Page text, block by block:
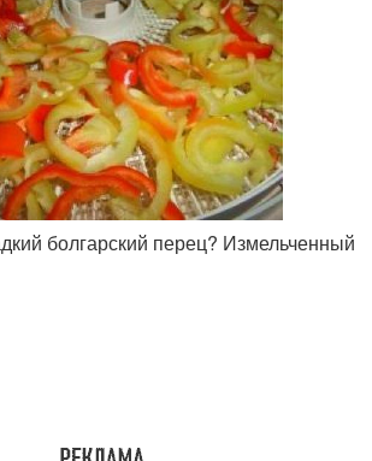
болгарский перец? Измельченный